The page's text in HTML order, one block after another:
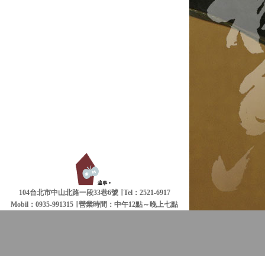
104台北市中山北路一段33巷6號 ∣ Tel：2521-6917
Mobil：0935-991315 ∣
營業時間：中午12點～晚上七點